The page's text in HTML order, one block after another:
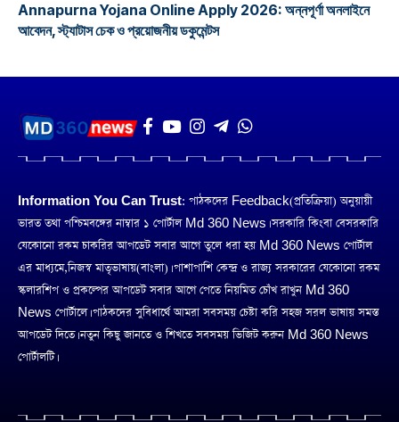
Annapurna Yojana Online Apply 2026: অন্নপূর্ণা অনলাইনে
আবেদন, স্ট্যাটাস চেক ও প্রয়োজনীয় ডকুমেন্টস
Information You Can Trust: পাঠকদের Feedback(প্রতিক্রিয়া) অনুয়ায়ী
ভারত তথা পশ্চিমবঙ্গের নাম্বার ১ পোর্টাল Md 360 News। সরকারি কিংবা বেসরকারি
যেকোনো রকম চাকরির আপডেট সবার আগে তুলে ধরা হয় Md 360 News পোর্টাল
এর মাধ্যমে,নিজস্ব মাতৃভাষায়(বাংলা)। পাশাপাশি কেন্দ্র ও রাজ্য সরকারের যেকোনো রকম
স্কলারশিপ ও প্রকল্পের আপডেট সবার আগে পেতে নিয়মিত চোঁখ রাখুন Md 360
News পোর্টালে। পাঠকদের সুবিধার্থে আমরা সবসময় চেষ্টা করি সহজ সরল ভাষায় সমস্ত
আপডেট দিতে। নতুন কিছু জানতে ও শিখতে সবসময় ভিজিট করুন Md 360 News
পোর্টালটি।